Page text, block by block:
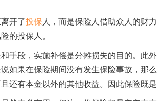
开了投保 人，而是保险人借助众人的财
的投保人。
段，实施补偿是分摊损失的目的。此外
如果在保险期间没有发生保险事故，那
还有本金以外的其他收益。因此保险既